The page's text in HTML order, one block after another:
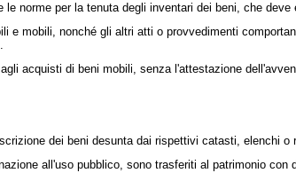
norme per la tenuta degli inventari dei beni, che
mobili, nonché gli altri atti o provvedimenti
acquisti di beni mobili, senza l'attestazione
dei beni desunta dai rispettivi catasti, elenchi o
all'uso pubblico, sono trasferiti al patrimonio